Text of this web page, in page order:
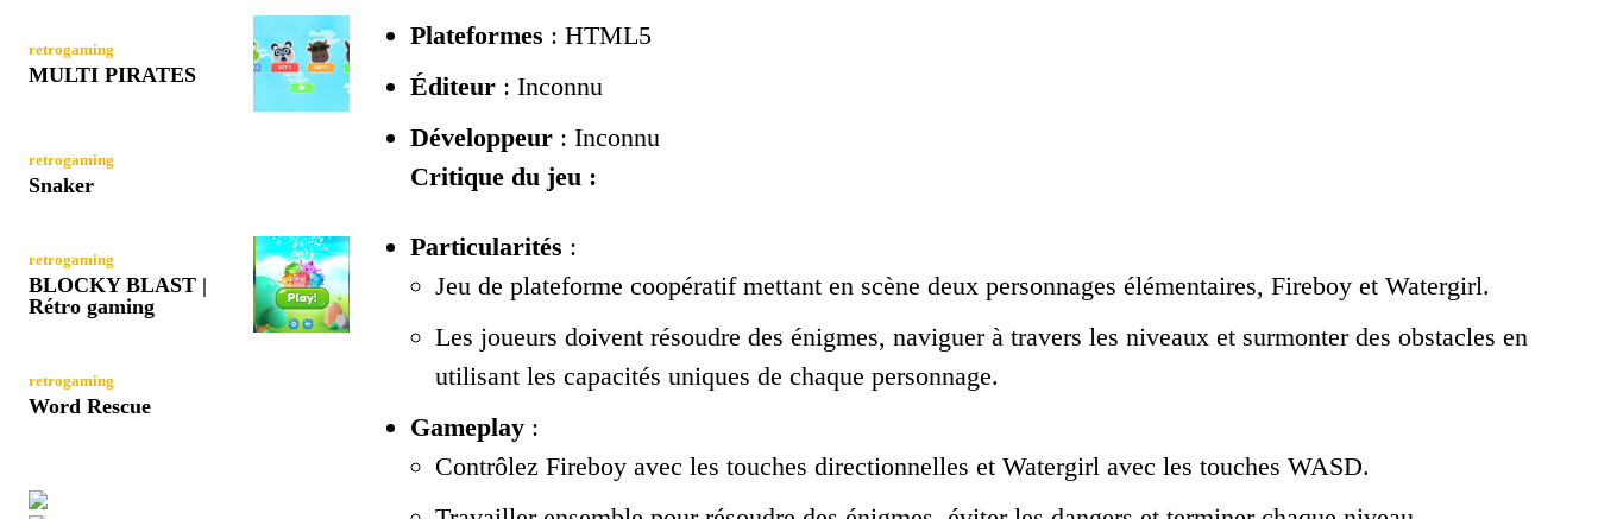
retrogaming
MULTI PIRATES
retrogaming
Snaker
retrogaming
BLOCKY BLAST |
Rétro gaming
retrogaming
Word Rescue
Plateformes : HTML5
Éditeur : Inconnu
Développeur : Inconnu
Critique du jeu :
Particularités :
Jeu de plateforme coopératif mettant en scène deux personnages élémentaires, Fireboy et Watergirl.
Les joueurs doivent résoudre des énigmes, naviguer à travers les niveaux et surmonter des obstacles en
utilisant les capacités uniques de chaque personnage.
Gameplay :
Contrôlez Fireboy avec les touches directionnelles et Watergirl avec les touches WASD.